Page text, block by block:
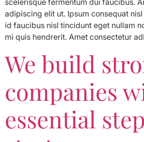
scelerisque fermentum dui faucibus.
adipiscing elit ut. Ipsum consequat
id faucibus nisl tincidunt eget nullam
mi quis hendrerit. Amet consectetur
We build
companies
essential